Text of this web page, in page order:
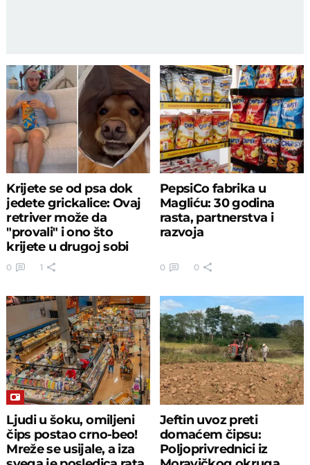
Krijete se od psa dok
jedete grickalice: Ovaj
retriver može da
"provali" i ono što
krijete u drugoj sobi
0 1
PepsiCo fabrika u
Magliću: 30 godina
rasta, partnerstva i
razvoja
0 0
Ljudi u šoku, omiljeni
čips postao crno-beo!
Mreže se usijale, a iza
Jeftin uvoz preti
domaćem čipsu:
Poljoprivrednici iz